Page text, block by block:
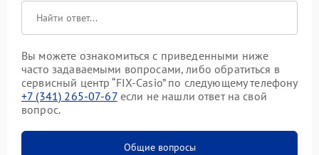
Вы можете ознакомиться с приведенными ниже
часто задаваемыми вопросами, либо обратиться в
сервисный центр “FIX-Casio” по следующему телефону
+7 (341) 265-07-67если не нашли ответ на свой
вопрос.
Общие вопросы